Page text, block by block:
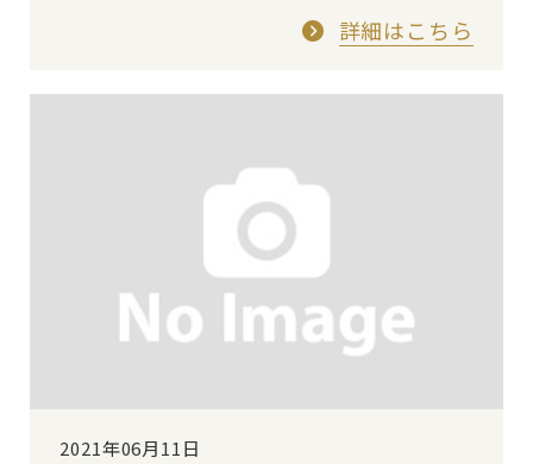
が進んだとしても建て替えは不可になりま
す。現在、再建築が不可の物件にお住まい
詳細はこちら
2021年06月11日